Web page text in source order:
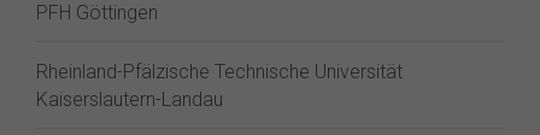
PFH Göttingen
Rheinland-Pfälzische Technische Universität
Kaiserslautern-Landau